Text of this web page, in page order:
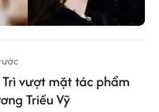
Trì vượt mặt tác phẩm
Triều Vỹ